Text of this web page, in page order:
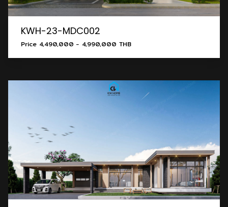
KWH-23-MDC002
Price 4,490,000 - 4,990,000 THB